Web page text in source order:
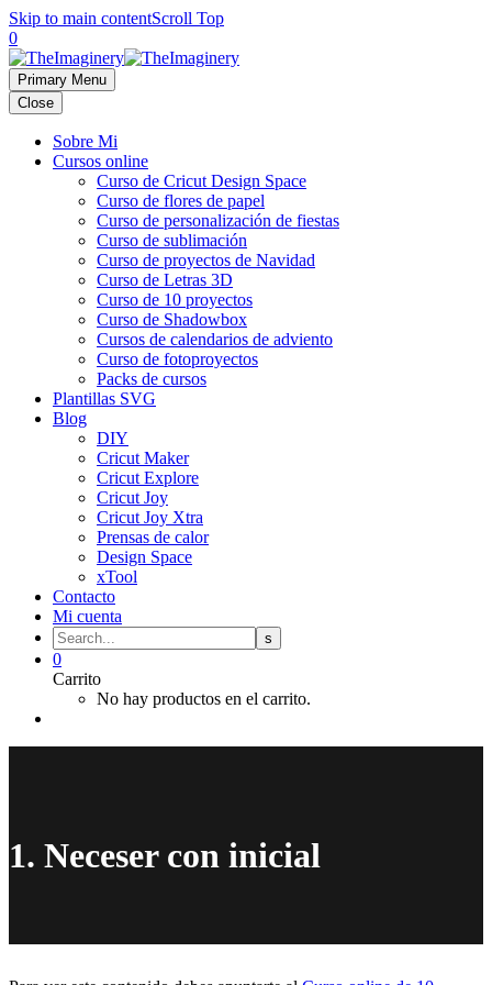
Skip to main contentScroll Top
0
Primary Menu
Close
Sobre Mi
Cursos online
Curso de Cricut Design Space
Curso de flores de papel
Curso de personalización de fiestas
Curso de sublimación
Curso de proyectos de Navidad
Curso de Letras 3D
Curso de 10 proyectos
Curso de Shadowbox
Cursos de calendarios de adviento
Curso de fotoproyectos
Packs de cursos
Plantillas SVG
Blog
DIY
Cricut Maker
Cricut Explore
Cricut Joy
Cricut Joy Xtra
Prensas de calor
Design Space
xTool
Contacto
Mi cuenta
0
Carrito
No hay productos en el carrito.
1. Neceser con inicial